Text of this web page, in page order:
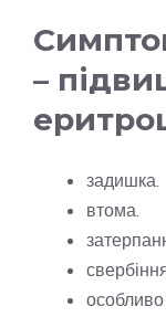
–
задишка.
втома.